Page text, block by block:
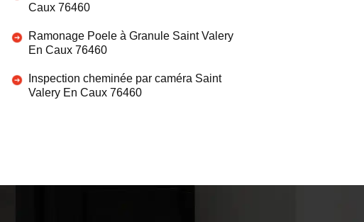
Caux 76460
Ramonage Poele à Granule Saint Valery
En Caux 76460
Inspection cheminée par caméra Saint
Valery En Caux 76460